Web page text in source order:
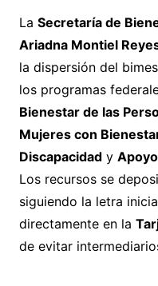
La Secretaría de
Ariadna Montiel
la dispersión del
los programas
Bienestar de las
Mujeres con
Discapacidady
Los recursos se
siguiendo la letra
directamente en la
de evitar